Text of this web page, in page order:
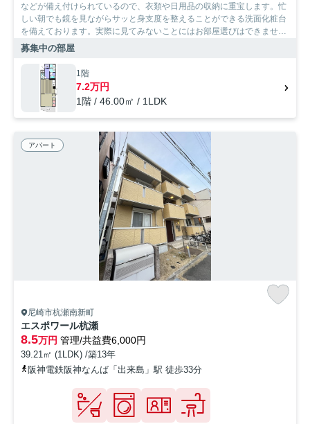
などが備え付けられているので、衣類や日用品の収納に重宝します。忙
しい朝でも鏡を見ながらサッと身支度を整えることができる洗面化粧台
を備えております。実際に見てみないことにはお部屋選びはできませ
ん。すぐに内覧もできる空き部屋です。こちらは1LDKの物件です。
SumoSumoお問い合わせ窓口で住まいをじっくりお探しになりません
か。納得のいく住まい探しを行いましょう。わたくしどもがお手伝い致
します。
募集中の部屋
1階
7.2万円
1階 / 46.00㎡ / 1LDK
アパート
尼崎市杭瀬南新町
エスポワール杭瀬
8.5万円 管理/共益費6,000円
39.21㎡ (1LDK) /築13年
阪神電鉄阪神なんば「出来島」駅 徒歩33分